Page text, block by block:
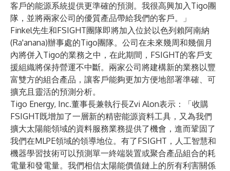
客戶的能源系統提供更準確的預測。我很高興加入Tigo團
隊，並將兩家公司的優質產品帶給我們的客戶。」
Finkel先生和FSIGHT團隊即將加入位於以色列賴阿南納
(Ra'anana)辦事處的Tigo團隊。公司在未來幾周和幾個月
內將併入Tigo的業務之中，在此期間，FSIGHT的客戶支
援組織將保持營運不中斷。兩家公司將建構新的業務以豐
富雙方的組合產品，讓客戶能夠更加方便地部署準確、可
擴充且靈活的預測分析。
Tigo Energy, Inc.董事長兼執行長Zvi Alon表示：「收購
FSIGHT既增加了一層新的精密能源資料工具，又為我們
擴大太陽能領域的資料服務業務提供了機會，進而鞏固了
我們在MLPE領域的領導地位。有了FSIGHT，人工智慧和
機器學習技術可以預測單一終端裝置或聚合產品組合的耗
電量和發電量。我們相信太陽能價值鏈上的所有利害關係